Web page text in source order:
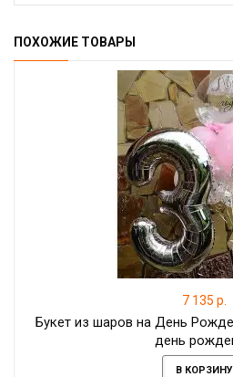
ПОХОЖИЕ ТОВАРЫ
7 135 р.
Букет из шаров на День
день
В КОРЗИНУ